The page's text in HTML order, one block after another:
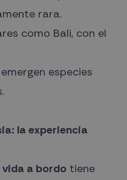
rara.
como Bali, con el
especies
la experiencia
vida a bordo tiene